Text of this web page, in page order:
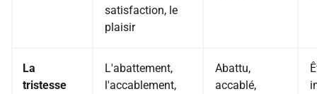
satisfaction, le
plaisir
La
tristesse
L'abattement,
l'accablement,
Abattu,
accablé,